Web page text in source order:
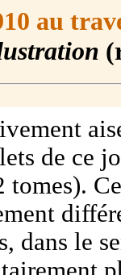
au
de ce
tomes).
dans le